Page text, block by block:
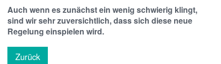
Auch wenn es zunächst ein wenig schwierig klingt,
sind wir sehr zuversichtlich, dass sich diese neue
Regelung einspielen wird.
Zurück